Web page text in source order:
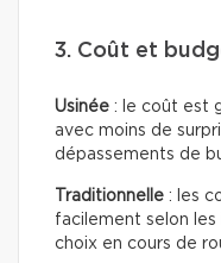
3. Coût et
Usinée : le coût est
avec moins de
dépassements de
Traditionnelle : les
facilement selon les
choix en cours de